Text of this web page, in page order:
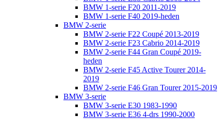
BMW 1-serie F20 2011-2019
BMW 1-serie F40 2019-heden
BMW 2-serie
BMW 2-serie F22 Coupé 2013-2019
BMW 2-serie F23 Cabrio 2014-2019
BMW 2-serie F44 Gran Coupé 2019-
heden
BMW 2-serie F45 Active Tourer 2014-
2019
BMW 2-serie F46 Gran Tourer 2015-2019
BMW 3-serie
BMW 3-serie E30 1983-1990
BMW 3-serie E36 4-drs 1990-2000